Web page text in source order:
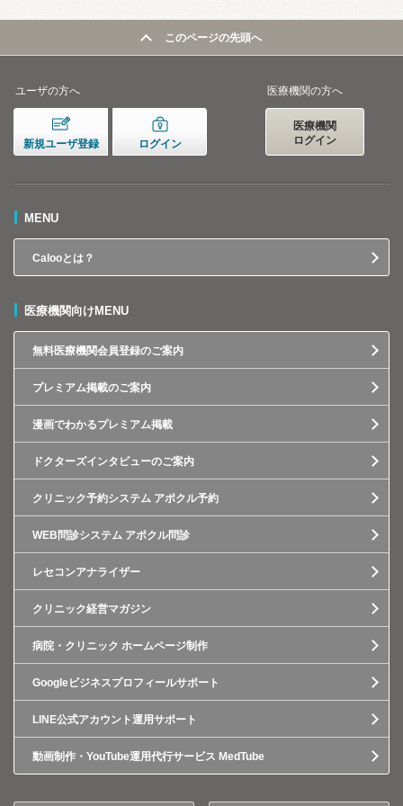
このページの先頭へ
ユーザの方へ
新規ユーザ登録 ログイン
医療機関の方へ
医療機関
ログイン
MENU
Calooとは？
医療機関向けMENU
無料医療機関会員登録のご案内
プレミアム掲載のご案内
漫画でわかるプレミアム掲載
ドクターズインタビューのご案内
クリニック予約システム アポクル予約
WEB問診システム アポクル問診
レセコンアナライザー
クリニック経営マガジン
病院・クリニック ホームページ制作
Googleビジネスプロフィールサポート
LINE公式アカウント運用サポート
動画制作・YouTube運用代行サービス MedTube